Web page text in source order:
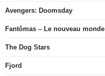
Avengers: Doomsday
Fantômas – Le nouveau monde
The Dog Stars
Fjord